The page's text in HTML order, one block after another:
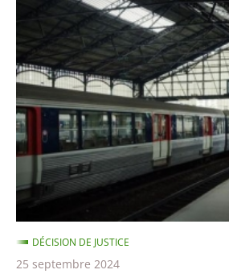
NETTOYAGE
LA
GARE
SAINT
CHARLES
-
septembre
DÉCISION DE JUSTICE
25 septembre 2024